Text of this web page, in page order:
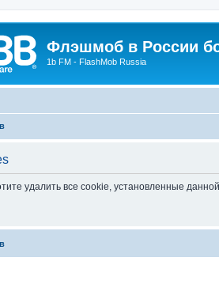
Флэшмоб в России
1b FM - FlashMob Russia
удалить все cookie, установленные